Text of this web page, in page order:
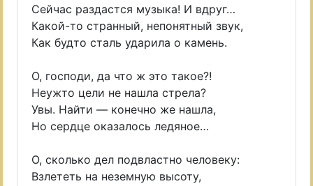
Сейчас раздастся музыка! И вдруг…
Какой-то странный, непонятный звук,
Как будто сталь ударила о камень.
О, господи, да что ж это такое?!
Неужто цели не нашла стрела?
Увы. Найти — конечно же нашла,
Но сердце оказалось ледяное…
О, сколько дел подвластно человеку:
Взлететь на неземную высоту,